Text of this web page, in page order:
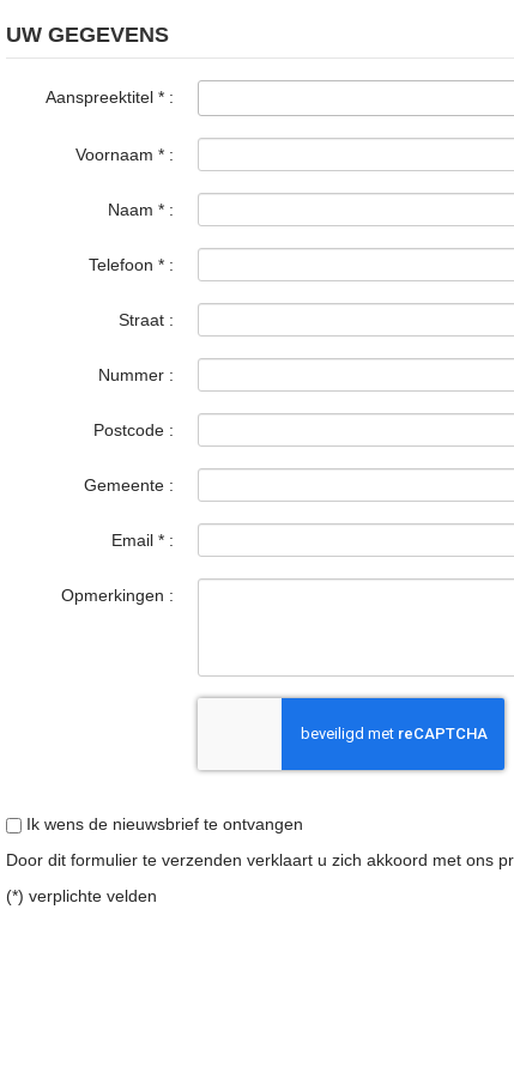
UW GEGEVENS
Aanspreektitel * :
Voornaam * :
Naam * :
Telefoon * :
Straat :
Nummer :
Postcode :
Gemeente :
Email * :
Opmerkingen :
Ik wens de nieuwsbrief te ontvangen
Door dit formulier te verzenden verklaart u zich akkoord met ons
(*) verplichte velden